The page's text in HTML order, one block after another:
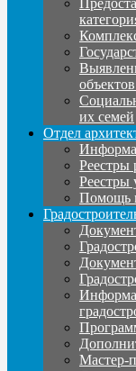
их семей
Отдел
Реестры
Реестры
Помощь
Мастер-